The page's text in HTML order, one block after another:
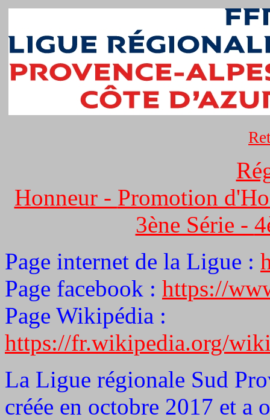
Honneur - Promotion
3ène Série -
Page internet de la Ligue :
Page facebook : https://
Page Wikipédia :
https://fr.wikipedia.org/
La Ligue régionale Sud
créée en octobre 2017 et a